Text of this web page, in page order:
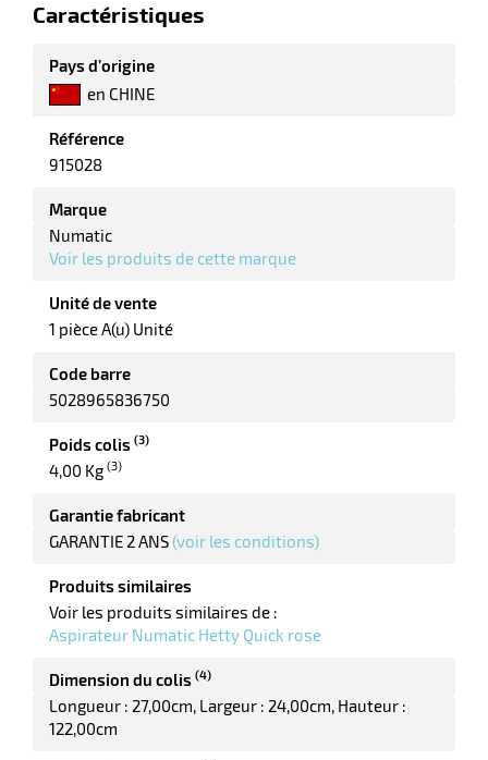
Caractéristiques
Pays d’origine
en CHINE
Référence
915028
Marque
Numatic
Voir les produits de cette marque
Unité de vente
1 pièce A(u) Unité
Code barre
5028965836750
Poids colis (3)
4,00 Kg (3)
Garantie fabricant
GARANTIE 2 ANS (voir les conditions)
Produits similaires
Voir les produits similaires de :
Aspirateur Numatic Hetty Quick rose
Dimension du colis (4)
Longueur : 27,00cm Largeur : 24,00cm Hauteur :
122,00cm